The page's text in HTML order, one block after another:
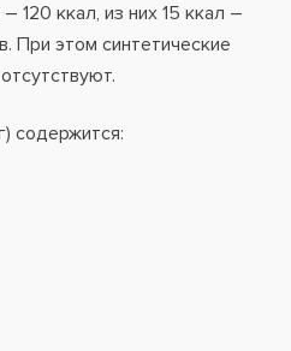
120 ккал, из них 15 ккал –
При этом синтетические
содержится: